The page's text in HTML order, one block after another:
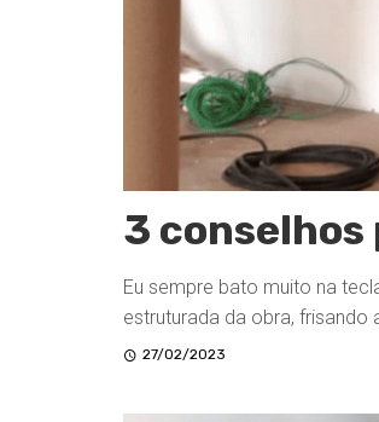
3 conselhos
Eu sempre bato muito na
estruturada da obra, frisando
27/02/2023